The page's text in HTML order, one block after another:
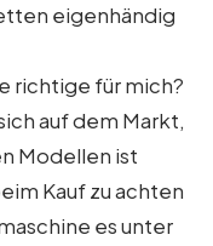
eigenhändig
richtige für mich?
auf dem Markt,
Modellen ist
Kauf zu achten
es unter